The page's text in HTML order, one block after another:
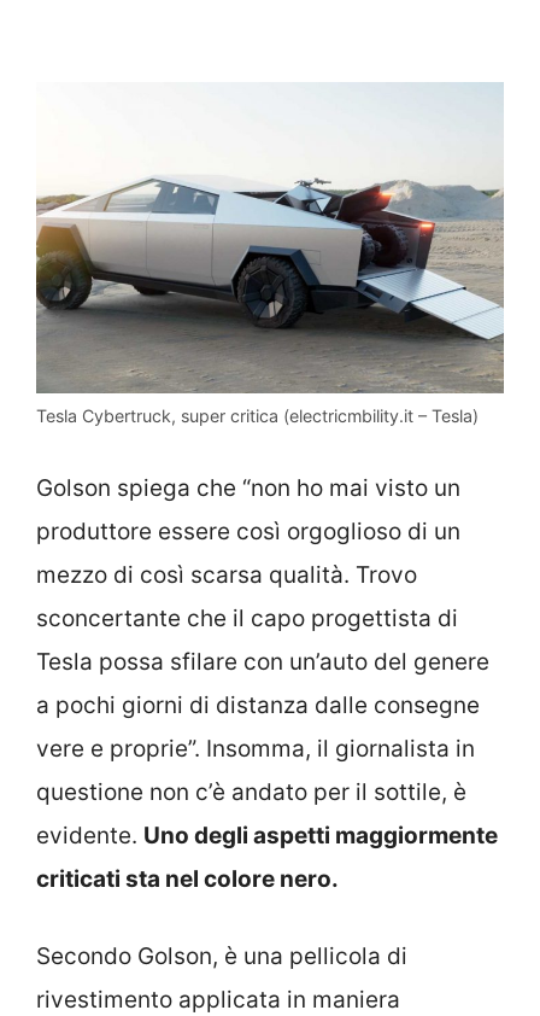
Tesla Cybertruck, super critica (electricmbility.it – Tesla)
Golson spiega che “non ho mai visto un
produttore essere così orgoglioso di un
mezzo di così scarsa qualità. Trovo
sconcertante che il capo progettista di
Tesla possa sfilare con un’auto del genere
a pochi giorni di distanza dalle consegne
vere e proprie”. Insomma, il giornalista in
questione non c’è andato per il sottile, è
evidente. Uno degli aspetti maggiormente
criticati sta nel colore nero.
Secondo Golson, è una pellicola di
rivestimento applicata in maniera